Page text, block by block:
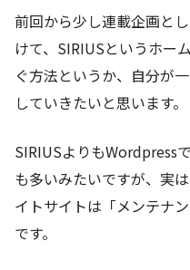
前回から少し連載企画と
けて、SIRIUSというホー
ぐ方法というか、自分が
していきたいと思います。
SIRIUSよりもWordpress
も多いみたいですが、実は
イトサイトは「メンテナ
です。